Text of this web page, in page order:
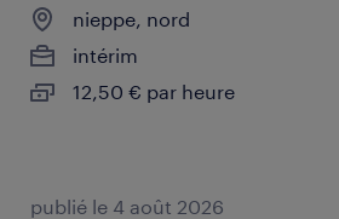
nieppe, nord
intérim
12,50 € par heure
publié le 4 août 2026